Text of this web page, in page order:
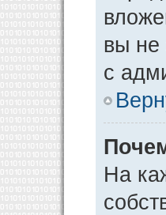
вы не
с
На